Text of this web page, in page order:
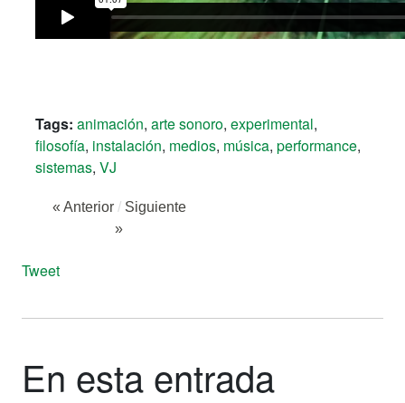
Tags: animación, arte sonoro, experimental,
filosofía, instalación, medios, música, performance,
sistemas, VJ
« Anterior / Siguiente
»
Tweet
En esta entrada